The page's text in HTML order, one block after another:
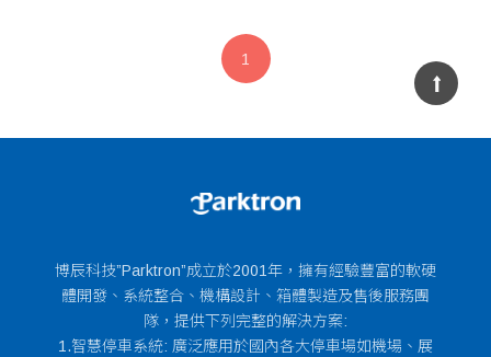
1
博辰科技”Parktron”成立於2001年，擁有經驗豐富的軟硬
體開發、系統整合、機構設計、箱體製造及售後服務團
隊，提供下列完整的解決方案:
1.智慧停車系統: 廣泛應用於國內各大停車場如機場、展